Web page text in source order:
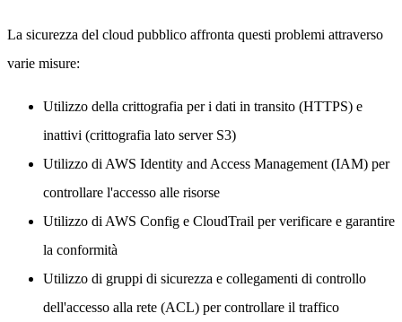
La sicurezza del cloud pubblico affronta questi problemi attraverso
varie misure:
Utilizzo della crittografia per i dati in transito (HTTPS) e
inattivi (crittografia lato server S3)
Utilizzo di AWS Identity and Access Management (IAM) per
controllare l'accesso alle risorse
Utilizzo di AWS Config e CloudTrail per verificare e garantire
la conformità
Utilizzo di gruppi di sicurezza e collegamenti di controllo
dell'accesso alla rete (ACL) per controllare il traffico